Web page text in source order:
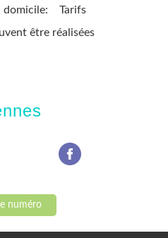
domicile: Tarifs
être réalisées
numéro